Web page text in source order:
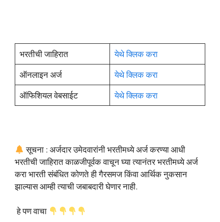
भरतीची जाहिरात
येथे क्लिक करा
ऑनलाइन अर्ज
येथे क्लिक करा
ऑफिशियल वेबसाईट
येथे क्लिक करा
सूचना : अर्जदार उमेदवारांनी भरतीमध्ये अर्ज करण्या आधी
भरतीची जाहिरात काळजीपूर्वक वाचून घ्या त्यानंतर भरतीमध्ये अर्ज
करा भारती संबंधित कोणते ही गैरसमज किंवा आर्थिक नुकसान
झाल्यास आम्ही त्याची जबाबदारी घेणार नाही.
हे पण वाचा